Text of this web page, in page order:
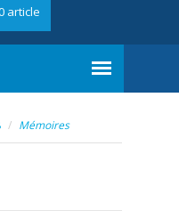
article
Mémoires